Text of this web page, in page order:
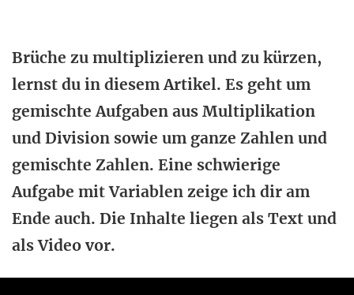
Brüche zu multiplizieren und zu kürzen,
lernst du in diesem Artikel. Es geht um
gemischte Aufgaben aus Multiplikation
und Division sowie um ganze Zahlen und
gemischte Zahlen. Eine schwierige
Aufgabe mit Variablen zeige ich dir am
Ende auch. Die Inhalte liegen als Text und
als Video vor.